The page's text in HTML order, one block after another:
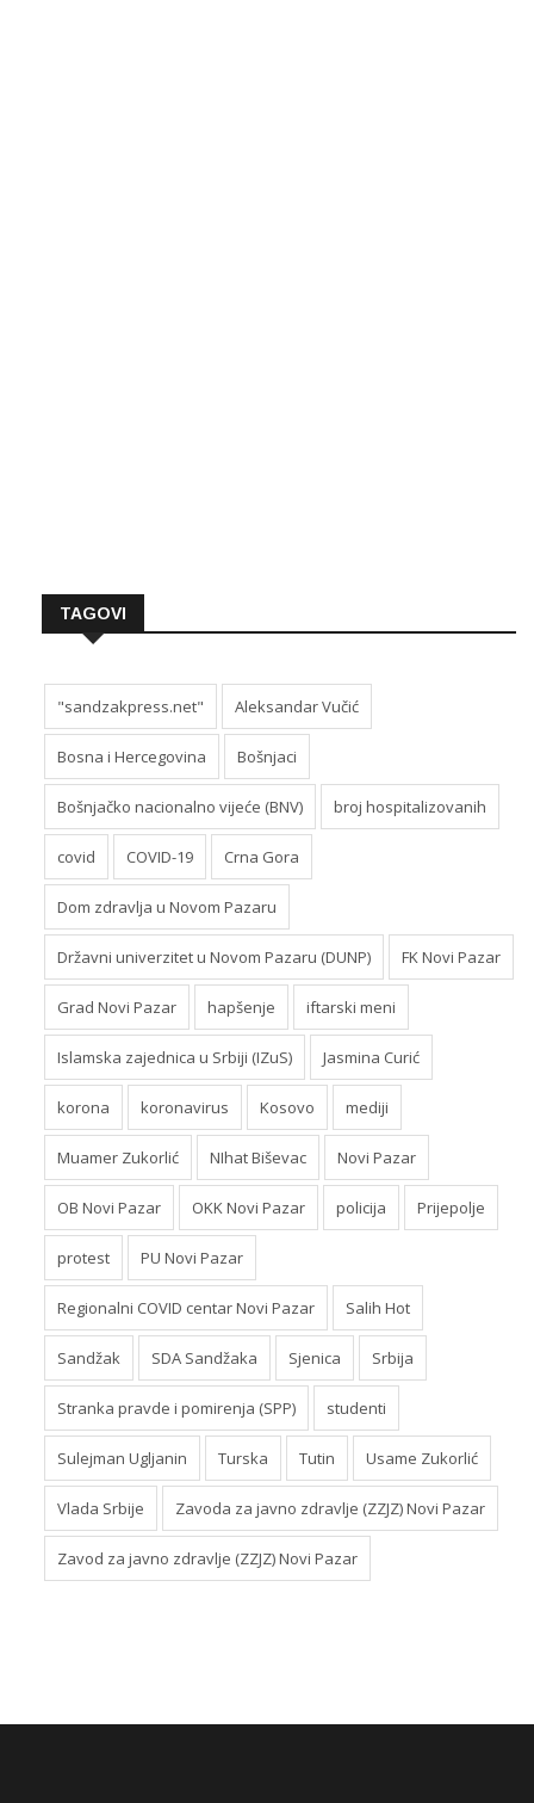
TAGOVI
"sandzakpress.net" Aleksandar Vučić
Bosna i Hercegovina Bošnjaci
Bošnjačko nacionalno vijeće (BNV) broj hospitalizovanih
covid COVID-19 Crna Gora
Dom zdravlja u Novom Pazaru
Državni univerzitet u Novom Pazaru (DUNP) FK Novi Pazar
Grad Novi Pazar hapšenje iftarski meni
Islamska zajednica u Srbiji (IZuS) Jasmina Curić
korona koronavirus Kosovo mediji
Muamer Zukorlić NIhat Biševac Novi Pazar
OB Novi Pazar OKK Novi Pazar policija Prijepolje
protest PU Novi Pazar
Regionalni COVID centar Novi Pazar Salih Hot
Sandžak SDA Sandžaka Sjenica Srbija
Stranka pravde i pomirenja (SPP) studenti
Sulejman Ugljanin Turska Tutin Usame Zukorlić
Vlada Srbije Zavoda za javno zdravlje (ZZJZ) Novi Pazar
Zavod za javno zdravlje (ZZJZ) Novi Pazar